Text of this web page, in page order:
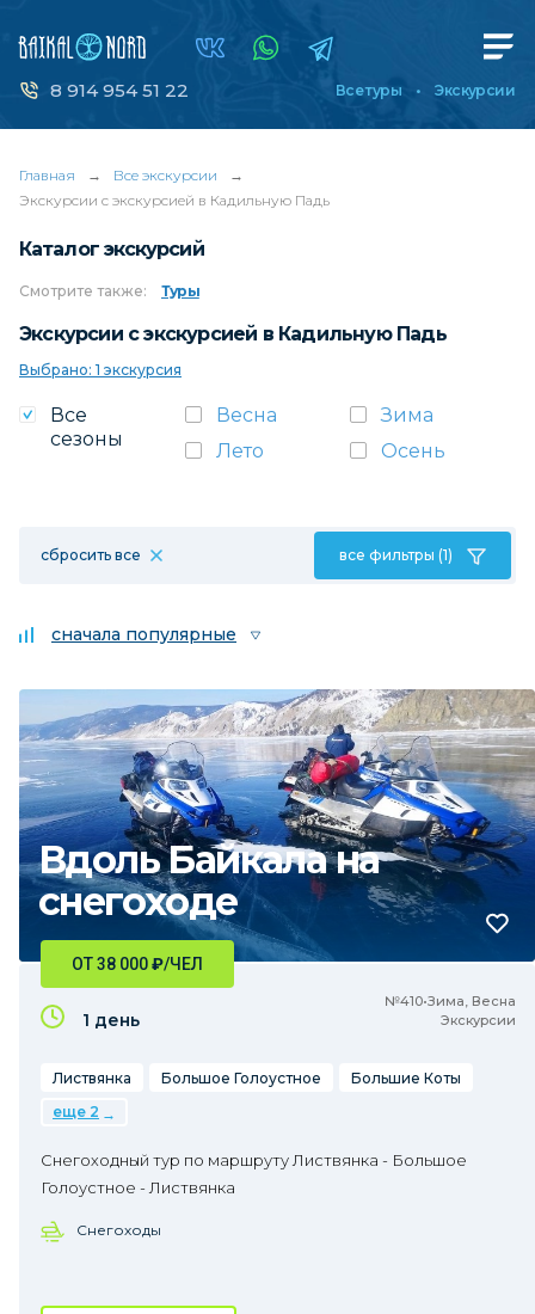
8 914 954 51 22 Все туры Экскурсии
Главная → Все экскурсии
→
Экскурсии с экскурсией в Кадильную Падь
Каталог экскурсий
Смотрите также: Туры
Экскурсии с экскурсией в Кадильную Падь
Выбрано: 1 экскурсия
Все
сезоны
Весна
Зима
Лето
Осень
сбросить все все фильтры (1)
сначала популярные
Вдоль Байкала на
снегоходе
№410•Зима, Весна
Экскурсии
ОТ 38 000₽/ЧЕЛ
1 день
Листвянка Большое Голоустное
Большие Коты
еще 2
Снегоходный тур по маршруту Листвянка - Большое
Голоустное - Листвянка
Снегоходы